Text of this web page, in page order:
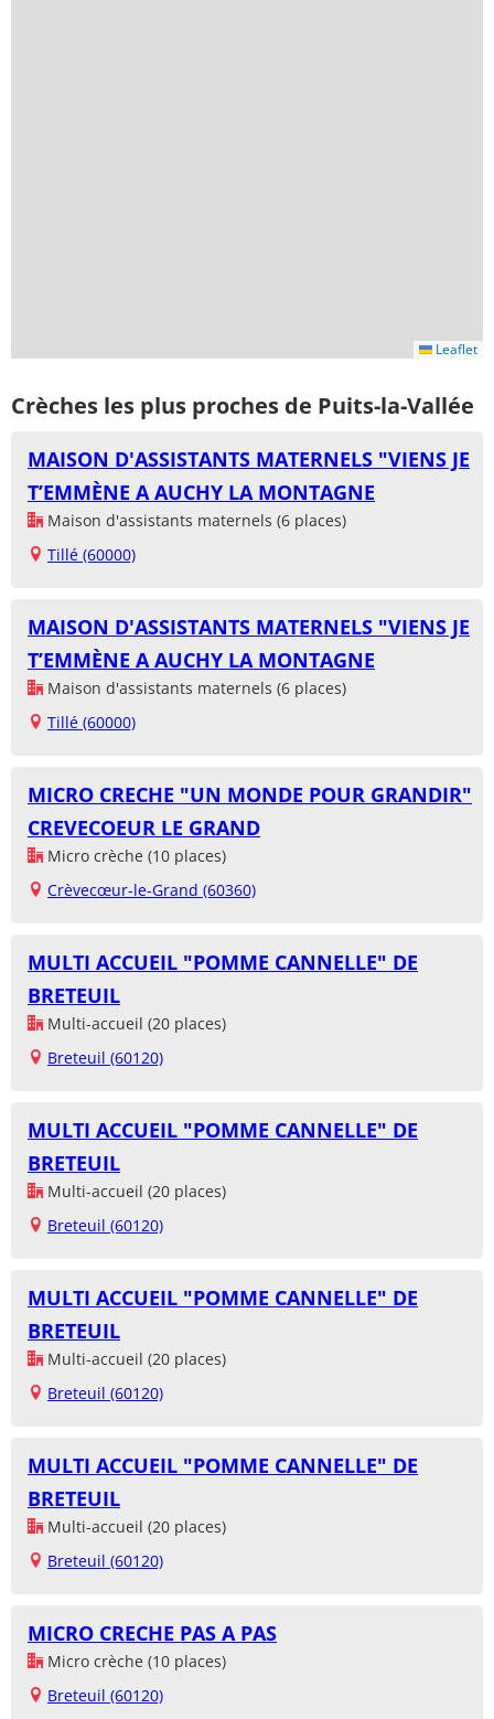
Leaflet
Crèches les plus proches de Puits-la-Vallée
MAISON D'ASSISTANTS MATERNELS "VIENS JE
T’EMMÈNE A AUCHY LA MONTAGNE
Maison d'assistants maternels (6 places)
Tillé (60000)
MAISON D'ASSISTANTS MATERNELS "VIENS JE
T’EMMÈNE A AUCHY LA MONTAGNE
Maison d'assistants maternels (6 places)
Tillé (60000)
MICRO CRECHE "UN MONDE POUR GRANDIR"
CREVECOEUR LE GRAND
Micro crèche (10 places)
Crèvecœur-le-Grand (60360)
MULTI ACCUEIL "POMME CANNELLE" DE
BRETEUIL
Multi-accueil (20 places)
Breteuil (60120)
MULTI ACCUEIL "POMME CANNELLE" DE
BRETEUIL
Multi-accueil (20 places)
Breteuil (60120)
MULTI ACCUEIL "POMME CANNELLE" DE
BRETEUIL
Multi-accueil (20 places)
Breteuil (60120)
MULTI ACCUEIL "POMME CANNELLE" DE
BRETEUIL
Multi-accueil (20 places)
Breteuil (60120)
MICRO CRECHE PAS A PAS
Micro crèche (10 places)
Breteuil (60120)